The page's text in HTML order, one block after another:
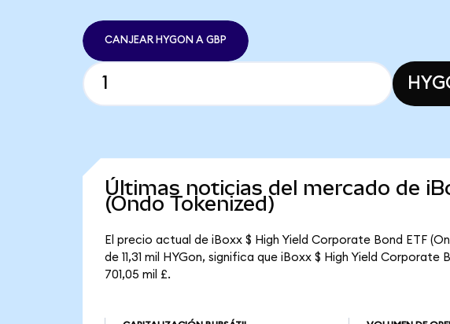
CANJEAR HYGON A GBP
Últimas noticias del mercado de
(Ondo Tokenized)
El precio actual de iBoxx $ High Yield Corporate Bond ETF
de 11,31 mil HYGon, significa que iBoxx $ High Yield
701,05 mil £.